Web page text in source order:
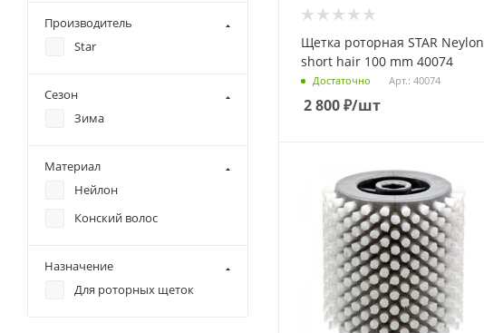
Щетка роторная STAR Neylon
short hair 100 mm 40074
Достаточно Арт.: 40074
2 800₽/шт
Производитель
Star
Сезон
Зима
Материал
Нейлон
Конский волос
Назначение
Для роторных щеток